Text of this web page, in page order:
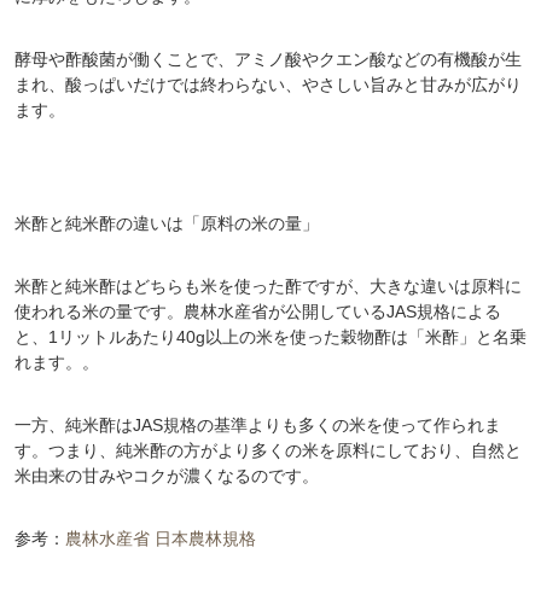
酵母や酢酸菌が働くことで、アミノ酸やクエン酸などの有機酸が生
まれ、酸っぱいだけでは終わらない、やさしい旨みと甘みが広がり
ます。
米酢と純米酢の違いは「原料の米の量」
米酢と純米酢はどちらも米を使った酢ですが、大きな違いは原料に
使われる米の量です。農林水産省が公開しているJAS規格による
と、1リットルあたり40g以上の米を使った穀物酢は「米酢」と名乗
れます。。
一方、純米酢はJAS規格の基準よりも多くの米を使って作られま
す。つまり、純米酢の方がより多くの米を原料にしており、自然と
米由来の甘みやコクが濃くなるのです。
参考： 農林水産省 日本農林規格